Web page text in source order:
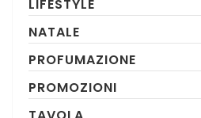
LIFESTYLE
NATALE
PROFUMAZIONE
PROMOZIONI